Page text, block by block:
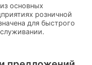
основных
розничной
для быстрого